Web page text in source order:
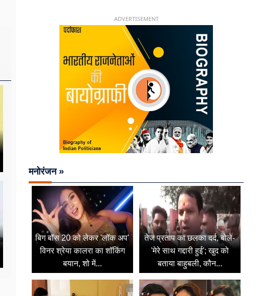
ADVERTISEMENT
मनोरंजन »
बिग बॉस 20 को लेकर 'लॉक अप'
विनर श्रेया कालरा का शॉकिंग
बयान, शो में...
तेज प्रताप का छलका दर्द, बोले-
'मेरे साथ गद्दारी हुई'; खुद को
बताया बाहुबली, कौन...